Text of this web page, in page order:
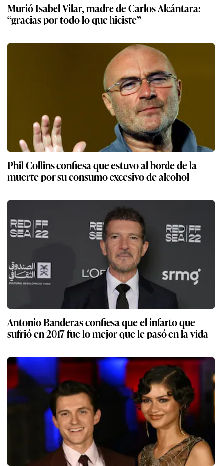
Murió Isabel Vilar, madre de Carlos Alcántara:
“gracias por todo lo que hiciste”
Phil Collins confiesa que estuvo al borde de la
muerte por su consumo excesivo de alcohol
Antonio Banderas confiesa que el infarto que
sufrió en 2017 fue lo mejor que le pasó en la vida